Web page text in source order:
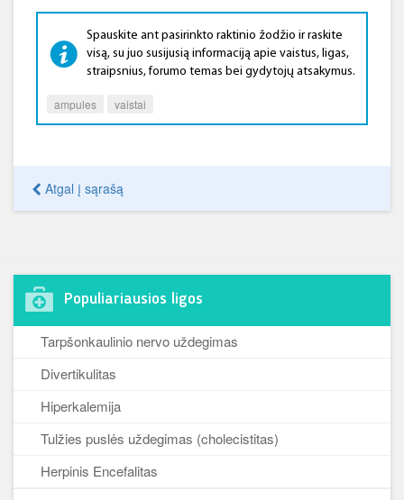
Spauskite ant pasirinkto raktinio žodžio ir raskite
visą, su juo susijusią informaciją apie vaistus, ligas,
straipsnius, forumo temas bei gydytojų atsakymus.
ampules vaistai
Atgal į sąrašą
Populiariausios ligos
Tarpšonkaulinio nervo uždegimas
Divertikulitas
Hiperkalemija
Tulžies puslės uždegimas (cholecistitas)
Herpinis Encefalitas